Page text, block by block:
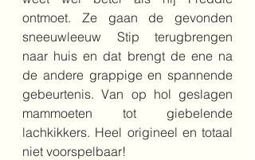
ontmoet. Ze gaan de gevonden
sneeuwleeuw Stip terugbrengen
naar huis en dat brengt de ene na
de andere grappige en spannende
gebeurtenis. Van op hol geslagen
mammoeten tot giebelende
lachkikkers. Heel origineel en totaal
niet voorspelbaar!